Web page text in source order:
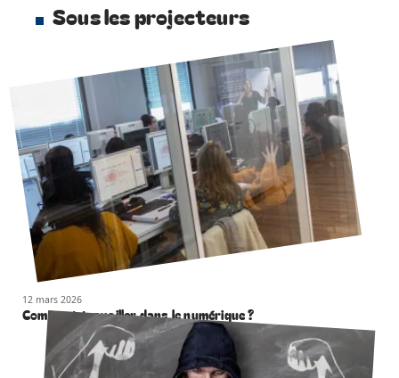
Sous les projecteurs
12 mars 2026
Comment travailler dans le numérique ?